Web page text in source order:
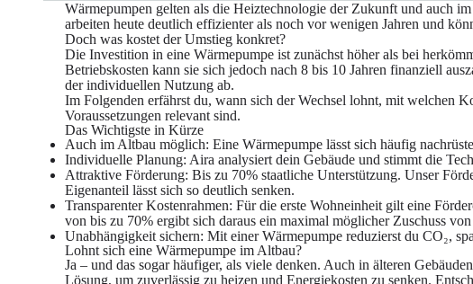
Wärmepumpen gelten als die Heiztechnologie der Zukunft und auch
arbeiten heute deutlich effizienter als noch vor wenigen Jahren und
Doch was kostet der Umstieg konkret?
Die Investition in eine Wärmepumpe ist zunächst höher als bei
Betriebskosten kann sie sich jedoch nach 8 bis 10 Jahren finanziell
der individuellen Nutzung ab.
Im Folgenden erfährst du, wann sich der Wechsel lohnt, mit welchen
Voraussetzungen relevant sind.
Das Wichtigste in Kürze
Auch im Altbau möglich: Eine Wärmepumpe lässt sich häufig
Individuelle Planung: Aira analysiert dein Gebäude und stimmt die
Attraktive Förderung: Bis zu 70% staatliche Unterstützung. Unser
Eigenanteil lässt sich so deutlich senken.
Transparenter Kostenrahmen: Für die erste Wohneinheit gilt eine
von bis zu 70% ergibt sich daraus ein maximal möglicher Zuschuss
Unabhängigkeit sichern: Mit einer Wärmepumpe reduzierst du CO₂,
Lohnt sich eine Wärmepumpe im Altbau?
Ja – und das sogar häufiger, als viele denken. Auch in älteren
Lösung, um zuverlässig zu heizen und Energiekosten zu senken.